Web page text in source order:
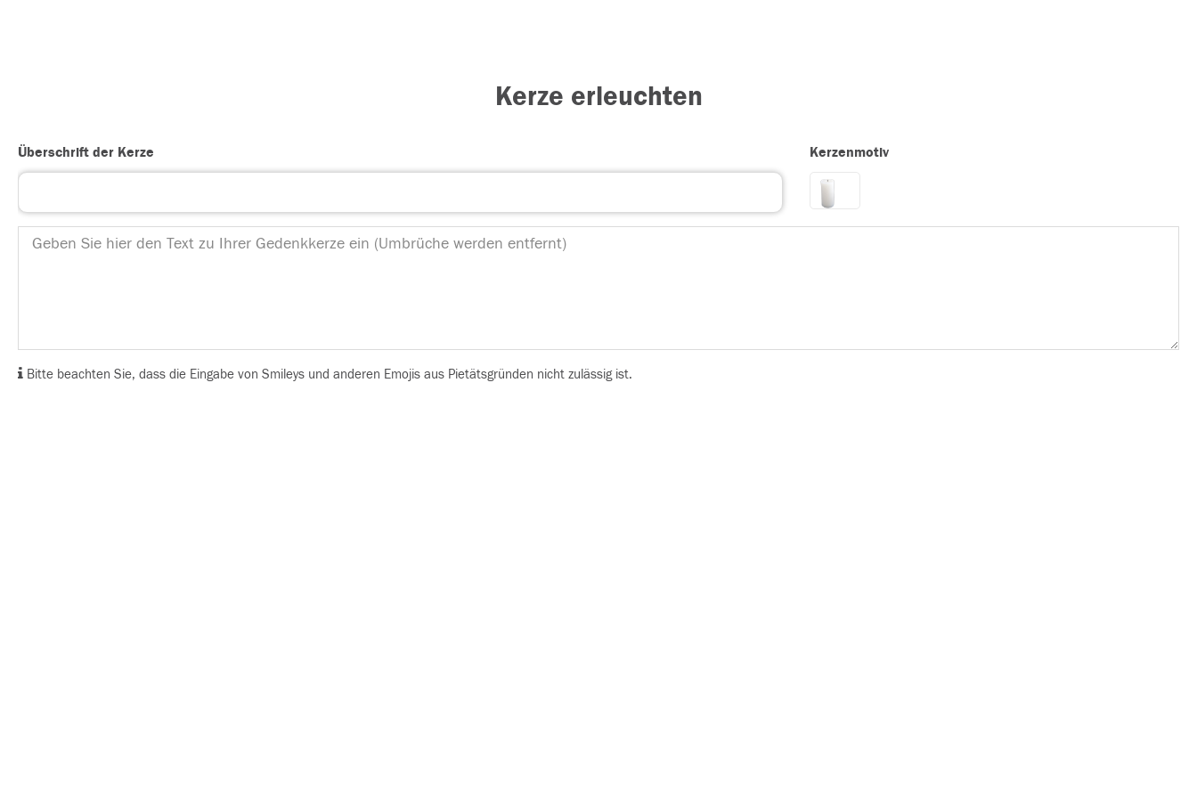
Kerze erleuchten
Überschrift der Kerze Kerzenmotiv
Bitte beachten Sie, dass die Eingabe von Smileys und anderen Emojis aus Pietätsgründen nicht zulässig ist.